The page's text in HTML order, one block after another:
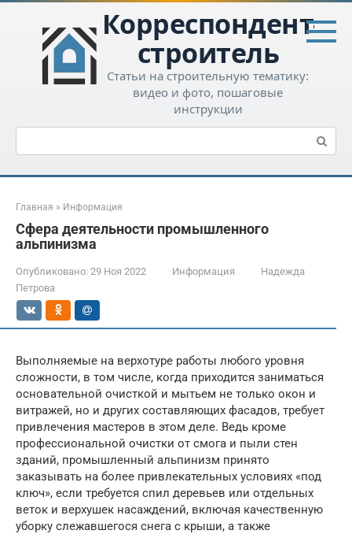
Перейти
контенту
Корреспондент-
строитель
Статьи на строительную тематику:
видео и фото, пошаговые
инструкции
Поиск:
Главная » Информация
Сфера деятельности промышленного
альпинизма
Опубликовано: 29 Ноя 2022 Информация
Надежда
Петрова
Выполняемые на верхотуре работы любого уровня
сложности, в том числе, когда приходится заниматься
основательной очисткой и мытьем не только окон и
витражей, но и других составляющих фасадов, требует
привлечения мастеров в этом деле. Ведь кроме
профессиональной очистки от смога и пыли стен
зданий, промышленный альпинизм принято
заказывать на более привлекательных условиях «под
ключ», если требуется спил деревьев или отдельных
веток и верхушек насаждений, включая качественную
уборку слежавшегося снега с крыши, а также